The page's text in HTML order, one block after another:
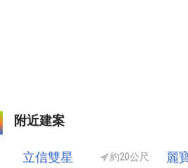
附近建案
立信雙星 約20公尺